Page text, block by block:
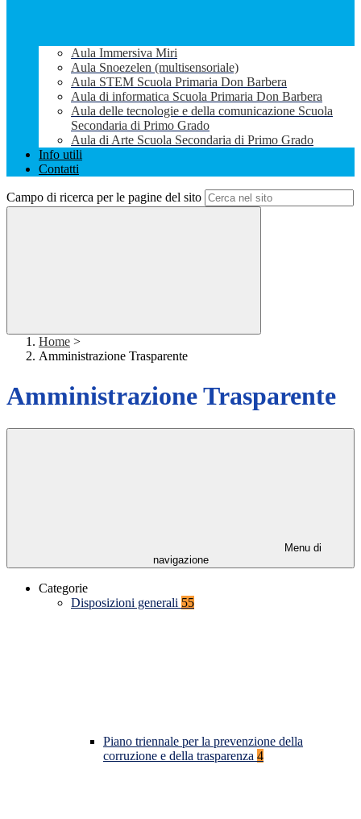
Aula Immersiva Miri
Aula Snoezelen (multisensoriale)
Aula STEM Scuola Primaria Don Barbera
Aula di informatica Scuola Primaria Don Barbera
Aula delle tecnologie e della comunicazione Scuola
Secondaria di Primo Grado
Aula di Arte Scuola Secondaria di Primo Grado
Info utili
Contatti
Campo di ricerca per le pagine del sito
Home >
Amministrazione Trasparente
Amministrazione Trasparente
Menu di
navigazione
Categorie
Disposizioni generali 55
Piano triennale per la prevenzione della
corruzione e della trasparenza 4